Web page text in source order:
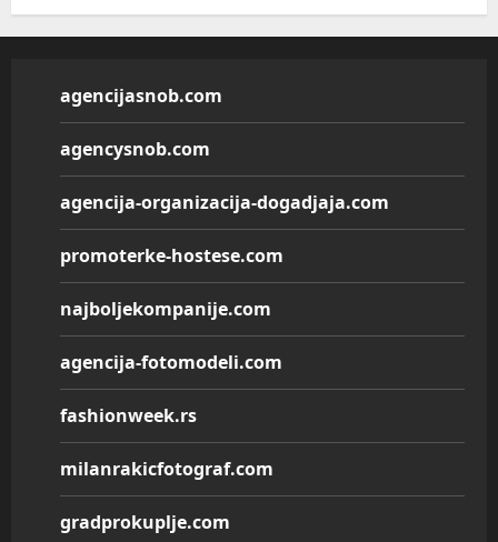
agencijasnob.com
agencysnob.com
agencija-organizacija-dogadjaja.com
promoterke-hostese.com
najboljekompanije.com
agencija-fotomodeli.com
fashionweek.rs
milanrakicfotograf.com
gradprokuplje.com